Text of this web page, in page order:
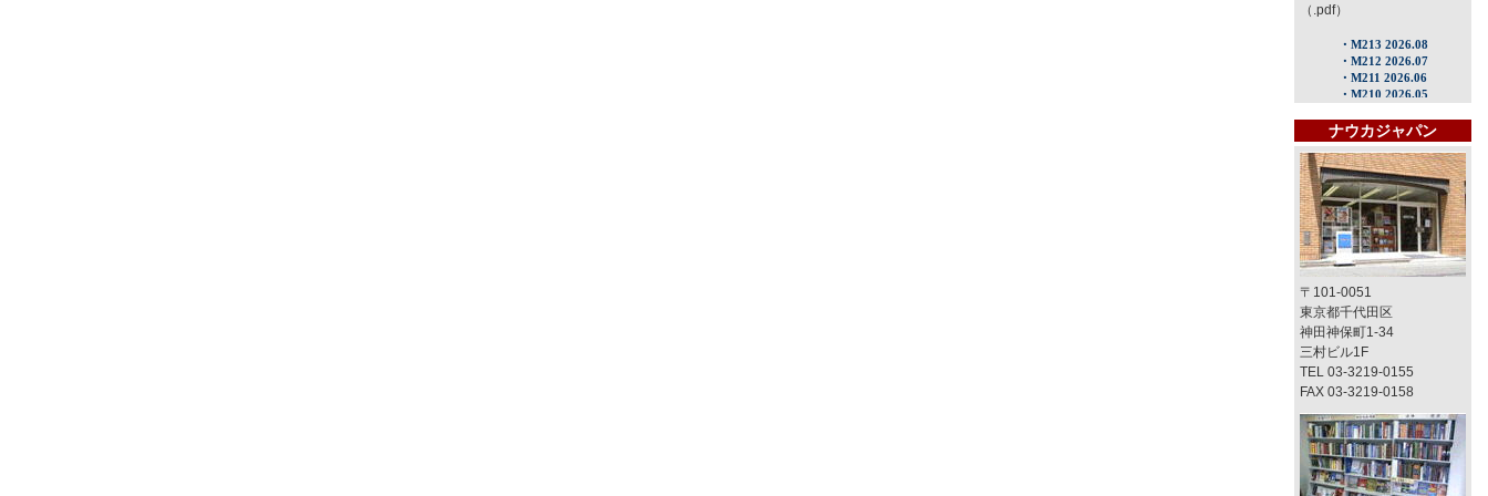
（.pdf）
ナウカジャパン
〒101-0051
東京都千代田区
神田神保町1-34
三村ビル1F
TEL 03-3219-0155
FAX 03-3219-0158